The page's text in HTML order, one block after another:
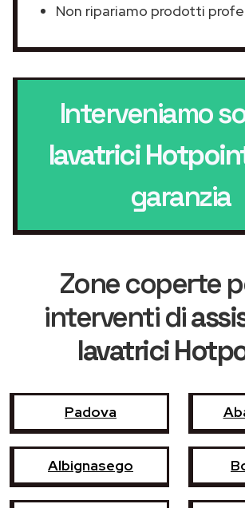
Non ripariamo prodotti
Interveniamo
lavatrici
garanzia
Zone coperte
interventi di
lavatrici
Padova
Albignasego